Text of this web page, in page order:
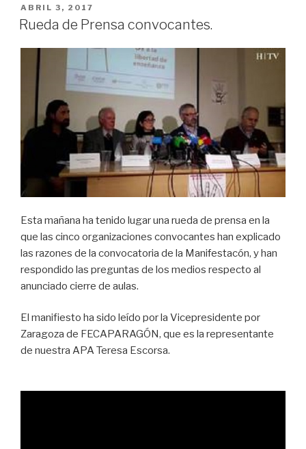
PUBLICADO
EL
ABRIL 3, 2017
Rueda de Prensa convocantes.
Esta mañana ha tenido lugar una rueda de prensa en la
que las cinco organizaciones convocantes han explicado
las razones de la convocatoria de la Manifestacón, y han
respondido las preguntas de los medios respecto al
anunciado cierre de aulas.
El manifiesto ha sido leído por la Vicepresidente por
Zaragoza de FECAPARAGÓN, que es la representante
de nuestra APA Teresa Escorsa.